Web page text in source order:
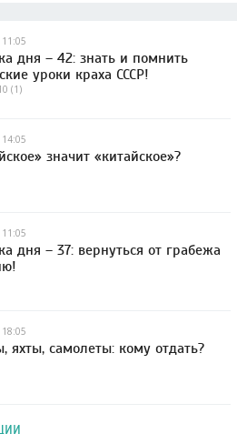
дня – 42: знать и помнить
уроки краха СССР!
(1)
значит «китайское»?
дня – 37: вернуться от грабежа
яхты, самолеты: кому отдать?